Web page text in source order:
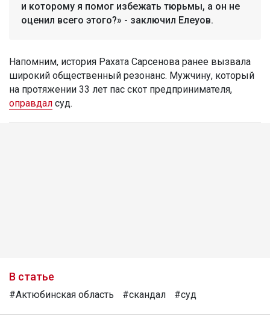
и которому я помог избежать тюрьмы, а он не
оценил всего этого?» - заключил Елеуов.
Напомним, история Рахата Сарсенова ранее вызвала
широкий общественный резонанс. Мужчину, который
на протяжении 33 лет пас скот предпринимателя,
оправдал суд.
В статье
#Актюбинская область #скандал #суд